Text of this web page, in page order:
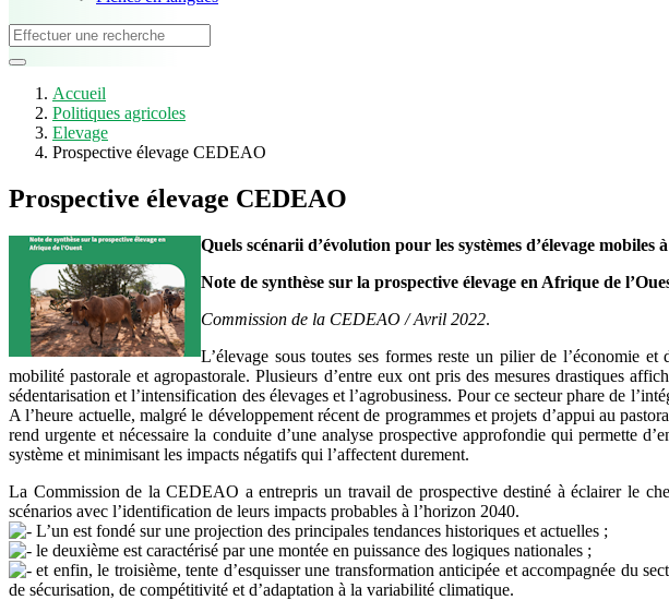
Accueil
Politiques agricoles
Elevage
Prospective élevage CEDEAO
Prospective élevage CEDEAO
Quels scénarii d’évolution pour les systèmes d’élevage mobiles
Note de synthèse sur la prospective élevage en Afrique de
Commission de la CEDEAO / Avril 2022.
L’élevage sous toutes ses formes reste un pilier de l’économie
mobilité pastorale et agropastorale. Plusieurs d’entre eux ont pris des mesures drastiques
sédentarisation et l’intensification des élevages et l’agrobusiness. Pour ce secteur phare de
A l’heure actuelle, malgré le développement récent de programmes et projets d’appui au
rend urgente et nécessaire la conduite d’une analyse prospective approfondie qui permette
système et minimisant les impacts négatifs qui l’affectent durement.
La Commission de la CEDEAO a entrepris un travail de prospective destiné à éclairer le
scénarios avec l’identification de leurs impacts probables à l’horizon 2040.
L’un est fondé sur une projection des principales tendances historiques et actuelles ;
le deuxième est caractérisé par une montée en puissance des logiques nationales ;
et enfin, le troisième, tente d’esquisser une transformation anticipée et accompagnée du
de sécurisation, de compétitivité et d’adaptation à la variabilité climatique.